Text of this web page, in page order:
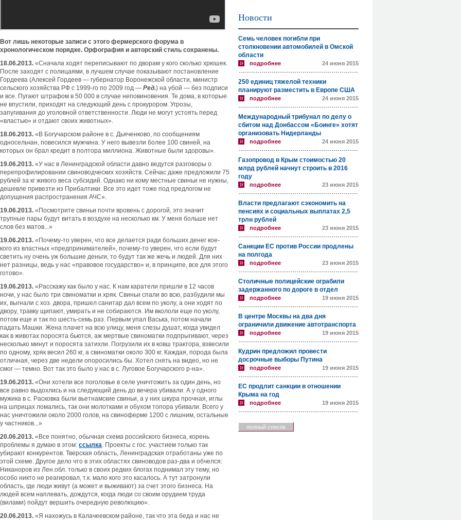
Вот лишь некоторые записи с этого фермерского форума в
хронологическом порядке. Орфография и авторский стиль сохранены.
18.06.2013. «Сначала ходят переписывают по дворам у кого сколько хрюшек.
После заходят с полицаями, в лучшем случае показывают постановление
Гордеева (Алексей Гордеев — губернатор Воронежской области, министр
сельского хозяйства РФ с 1999-го по 2009 год — Ред.) на убой — без подписи
и все. Пугают штрафом в 50 000 в случае неповиновения. Те дома, в которые
не впустили, приходят на следующий день с прокурором. Угрозы,
запугивания до уголовной ответственности. Люди не могут устоять перед
«властью» и отдают своих животных».
18.06.2013. «В Богучарском районе в с. Дьяченково, по сообщениям
односельчан, повесился мужчина. У него вывезли более 100 свиней, на
которых он брал кредит в полтора миллиона. Животные были здоровы».
19.06.2013. «У нас в Ленинградской области давно ведутся разговоры о
перепрофилировании свиноводческих хозяйств. Сейчас даже предложили 75
рублей за кг живого веса субсидий. Однако ни кому местные свиньи не нужны,
дешевле привезти из Прибалтики. Все это идет тоже под предлогом не
допущения распространения АЧС».
19.06.2013. «Посмотрите свиньи почти вровень с дорогой, это значит
трупные пары будут витать в воздухе на несколько км. У меня больше нет
слов без матов...»
19.06.2013. «Почему-то уверен, что все делается ради больших денег кое-
кого из властных «предпринимателей», почему-то уверен, что если будут
светить ну очень уж большие деньги, то будут так же жечь и людей. Для них
нет разницы, ведь у нас «правовое государство» и, в принципе, все для этого
готово».
19.06.2013. «Расскажу как было у нас. К нам каратели пришли в 12 часов
ночи, у нас было три свиноматки и хряк. Свиньи спали во всю, разбудили мы
их, выгнали с хоз. двора, пришел санитар дал всем по уколу, а они ходят по
двору, травку щипают, умирать и не собираются. Им вкололи еще по уколу,
потом еще и так по шесть-семь раз. Первым упал Васька, потом начали
падать Машки. Жена плачет на всю улицу, меня слезы душат, когда увидел
как в животах поросята бьются, аж мертвые свиноматки подпрыгивают, через
несколько минут и поросята затихли. Погрузили их в ковш трактора, взвесили
по одному, хряк весил 260 кг, а свиноматки около 300 кг. Каждая, порода была
отличная, через две недели опоросились бы. Хотел снять на видео, но не
смог — темно. Вот так это было у нас в с. Луговое Богучарского р-на».
19.06.2013. «Они хотели все поголовье в селе уничтожить за один день, но
все равно выдохлись и на следующий день до вечера убивали. А у одного
мужика в с. Расковка были вьетнамские свиньи, а у них шкура прочная, иглы
на шприцах ломались, так они молотками и обухом топора убивали. Всего у
нас уничтожили около 2000 голов, на свиноферме 1200 с лишним, остальные
у частников...»
20.06.2013. «Все понятно, обычная схема российского бизнеса, корень
проблемы я думаю в этом: ссылка. Проекты с гос. участием только так
убирают конкурентов. Тверская область, Ленинградская отработаны уже по
этой схеме. Другое дело что в этих областях свиноводов раз-два и обчелся:
Никаноров из Лен.обл. только в своих редких блогах поднимал эту тему, но
особо никто не реагировал, т.к. мало кого это касалось. А тут затронули
область, где люди живут (а может и выживают) за счет этого бизнеса. На
людей всем наплевать, дождутся, когда люди со своим орудием труда
(вилами) пойдут вершить очередную революцию».
20.06.2013. «Я нахожусь в Калачеевском районе, так что эта беда и нас не
Новости
Семь человек погибли при
столкновении автомобилей в Омской
области
подробнее 24 июня 2015
250 единиц тяжелой техники
планируют разместить в Европе США
подробнее 24 июня 2015
Международный трибунал по делу о
сбитом над Донбассом «Боинге» хотят
организовать Нидерланды
подробнее 24 июня 2015
Газопровод в Крым стоимостью 20
млрд рублей начнут строить в 2016
году
подробнее 23 июня 2015
Власти предлагают сэкономить на
пенсиях и социальных выплатах 2,5
трлн рублей
подробнее 23 июня 2015
Санкции ЕС против России продлены
на полгода
подробнее 23 июня 2015
Столичные полицейские ограбили
задержанного по дороге в отдел
подробнее 19 июня 2015
В центре Москвы на два дня
ограничили движение автотранспорта
подробнее 19 июня 2015
Кудрин предложил провести
досрочные выборы Путина
подробнее 19 июня 2015
ЕС продлит санкции в отношении
Крыма на год
подробнее 19 июня 2015
полный список